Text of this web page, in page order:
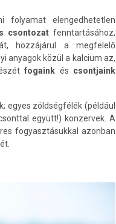
elengedhetetlen
csontozatfenntartásához,
hozzájárul a megfelelő
anyagok közül a kalcium az,
fogaink és csontjaink
egyes zöldségfélék (például
együtt!) konzervek. A
fogyasztásukkal azonban